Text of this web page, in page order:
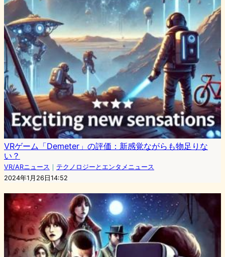
VRゲーム「Demeter」の評価：新感覚ながらも物足りな
い？
VR/ARニュース ｜ テクノロジーとエンタメニュース
2024年1月26日14:52